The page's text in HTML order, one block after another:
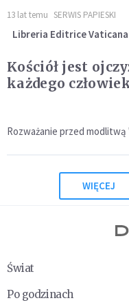
13 lat temu SERWIS PAPIESKI
Libreria Editrice Vaticana
Kościół jest
każdego
Rozważanie przed modlitwą
WIĘCEJ
Świat
Po godzinach